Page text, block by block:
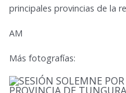
principales provincias de la
AM
Más fotografías: